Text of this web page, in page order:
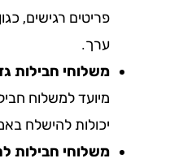
פריטים רגישים, כגון
משלוחי חבילות
מיועד למשלוח חבילות
יכולות להישלח
משלוחי חבילות לחו"ל: